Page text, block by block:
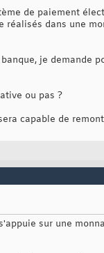
de paiement
réalisés dans une
je demande
ou pas ?
capable de
sur une